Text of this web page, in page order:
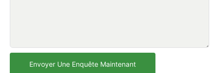
Envoyer Une Enquête Maintenant